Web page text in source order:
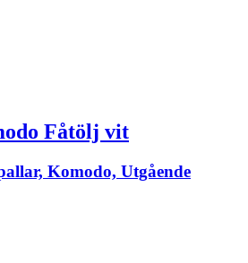
Fåtölj vit
Komodo, Utgående